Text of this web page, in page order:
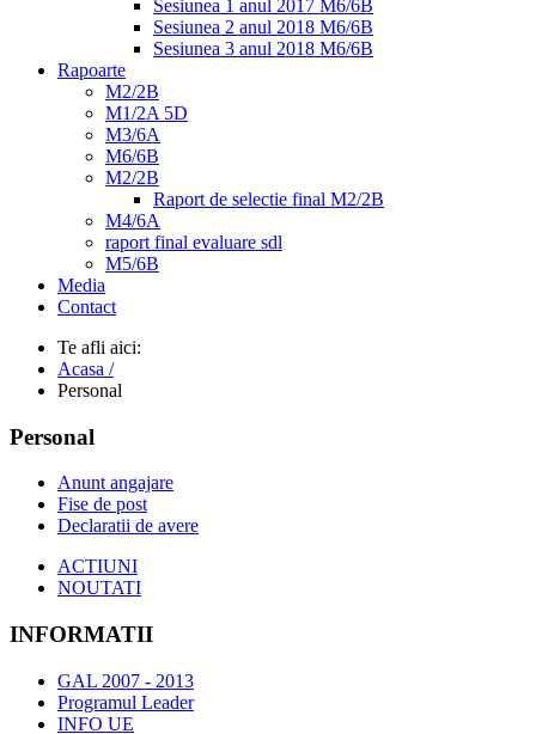
Sesiunea 1 anul 2017 M6/6B
Sesiunea 2 anul 2018 M6/6B
Sesiunea 3 anul 2018 M6/6B
Rapoarte
M2/2B
M1/2A 5D
M3/6A
M6/6B
M2/2B
Raport de selectie final M2/2B
M4/6A
raport final evaluare sdl
M5/6B
Media
Contact
Te afli aici:
Acasa /
Personal
Personal
Anunt angajare
Fise de post
Declaratii de avere
ACTIUNI
NOUTATI
INFORMATII
GAL 2007 - 2013
Programul Leader
INFO UE